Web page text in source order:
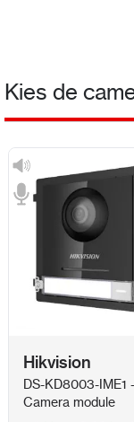
Kies de
Hikvision
DS-KD8003-IME1
Camera module